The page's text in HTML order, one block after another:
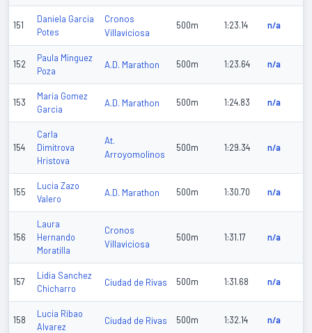
151
Daniela Garcia
Potes
Cronos
Villaviciosa
500m 1:23.14 n/a
152
Paula Minguez
Poza
A.D. Marathon 500m 1:23.64 n/a
153
Maria Gomez
Garcia
A.D. Marathon 500m 1:24.83 n/a
154
Carla
Dimitrova
Hristova
At.
Arroyomolinos
500m 1:29.34 n/a
155
Lucia Zazo
Valero
A.D. Marathon 500m 1:30.70 n/a
156
Laura
Hernando
Moratilla
Cronos
Villaviciosa
500m 1:31.17 n/a
157
Lidia Sanchez
Chicharro
Ciudad de Rivas 500m 1:31.68 n/a
158
Lucia Ribao
Alvarez
Ciudad de Rivas 500m 1:32.14 n/a